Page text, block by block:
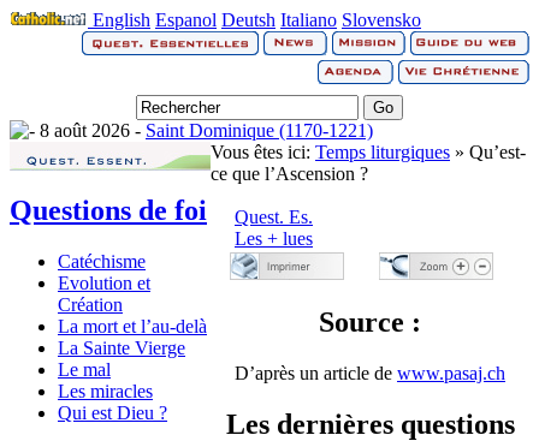
English Espanol Deutsh Italiano Slovensko
8 août 2026 - Saint Dominique (1170-1221)
Questions de foi
Catéchisme
Evolution et
Création
La mort et l’au-delà
La Sainte Vierge
Le mal
Les miracles
Qui est Dieu ?
Vous êtes ici: Temps liturgiques » Qu’est-
ce que l’Ascension ?
Quest. Es.
Les + lues
Source :
D’après un article de www.pasaj.ch
Les dernières questions